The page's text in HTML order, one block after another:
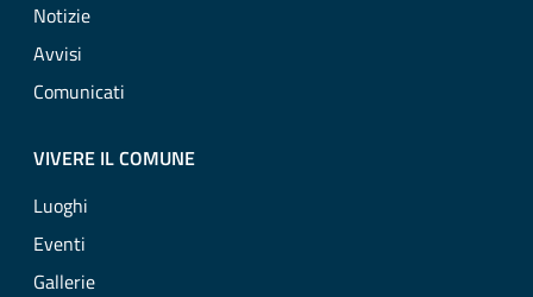
Notizie
Avvisi
Comunicati
VIVERE IL COMUNE
Luoghi
Eventi
Gallerie